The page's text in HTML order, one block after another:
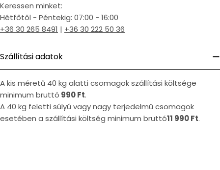
Keressen minket:
Hétfőtől - Péntekig: 07:00 - 16:00
+36 30 265 8491 | +36 30 222 50 36
Szállítási adatok
A kis méretű 40 kg alatti csomagok szállítási költsége
minimum bruttó 990 Ft.
A 40 kg feletti súlyú vagy nagy terjedelmű csomagok
esetében a szállítási költség minimum bruttó11 990 Ft.